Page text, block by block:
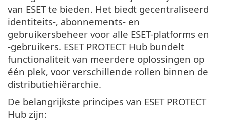
van ESET te bieden. Het biedt gecentraliseerd
identiteits-, abonnements- en
gebruikersbeheer voor alle ESET-platforms en
-gebruikers. ESET PROTECT Hub bundelt
functionaliteit van meerdere oplossingen op
één plek, voor verschillende rollen binnen de
distributiehiërarchie.
De belangrijkste principes van ESET PROTECT
Hub zijn: